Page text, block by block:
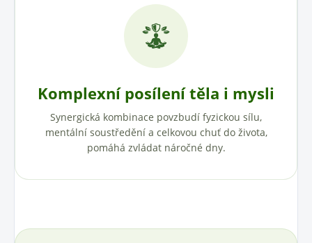
Komplexní posílení těla i mysli
Synergická kombinace povzbudí fyzickou sílu,
mentální soustředění a celkovou chuť do života,
pomáhá zvládat náročné dny.